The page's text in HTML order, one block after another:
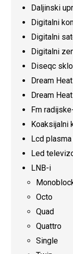
Daljinski
Digitalni
Digitalni
Digitalni
Diseqc
Dream
Dream
Fm
Koaksijalni
Lcd
Led
LNB-i
Octo
Quad
Quattro
Single